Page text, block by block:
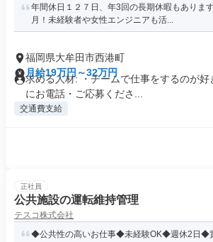
年間休日１２７日、年3回の長期休暇もありま
月！未経験者や女性エンジニアも活...
福岡県大牟田市西港町
月給19万円～32万円
求める人材: ・チームで仕事をするのが好
にお電話・ご応募くださ...
交通費支給
正社員
公共施設の運転維持管理
テスコ株式会社
◆公共性の高いお仕事◆未経験OK◆週休2日◆